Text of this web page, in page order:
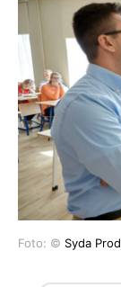
Foto: © Syda